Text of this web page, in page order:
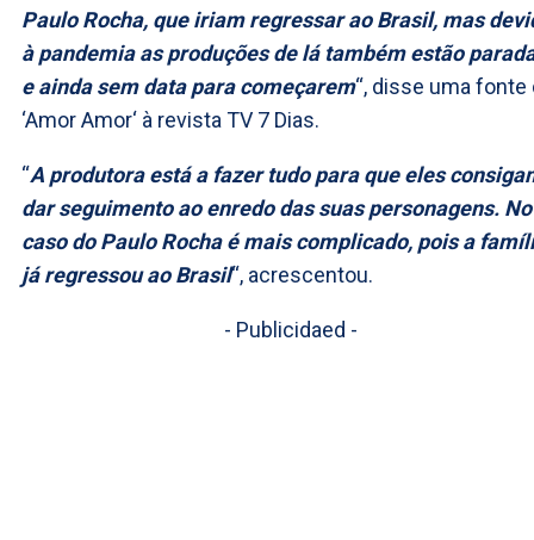
Paulo Rocha, que iriam regressar ao Brasil, mas
à pandemia as produções de lá também estão
e ainda sem data para começarem“, disse uma fonte
‘Amor Amor‘ à revista TV 7 Dias.
“A produtora está a fazer tudo para que eles
dar seguimento ao enredo das suas personagens. No
caso do Paulo Rocha é mais complicado, pois a
já regressou ao Brasil“, acrescentou.
- Publicidaed -